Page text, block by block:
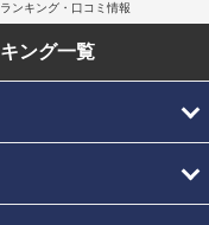
ンキング・口コミ情報
ング一覧